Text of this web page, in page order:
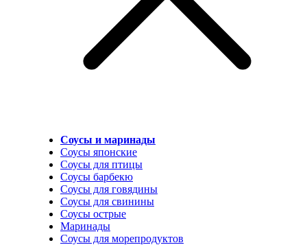
Соусы и маринады
Соусы японские
Соусы для птицы
Соусы барбекю
Соусы для говядины
Соусы для свинины
Соусы острые
Маринады
Соусы для морепродуктов